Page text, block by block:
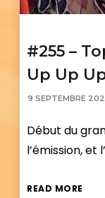
#255 –
Up Up
9 SEPTEMBRE
Début du
l’émission, et
READ MORE